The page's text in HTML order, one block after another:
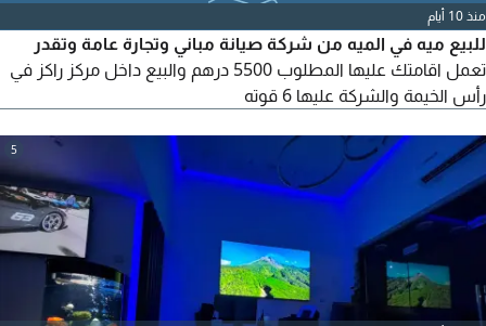
منذ 10 أيام
للبيع ميه في الميه من شركة صيانة مباني وتجارة عامة وتقدر
تعمل اقامتك عليها المطلوب 5500 درهم والبيع داخل مركز راكز في
رأس الخيمة والشركة عليها 6 قوته
5